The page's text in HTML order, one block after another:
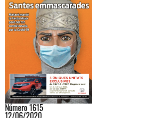
Número 1615
12/06/2020